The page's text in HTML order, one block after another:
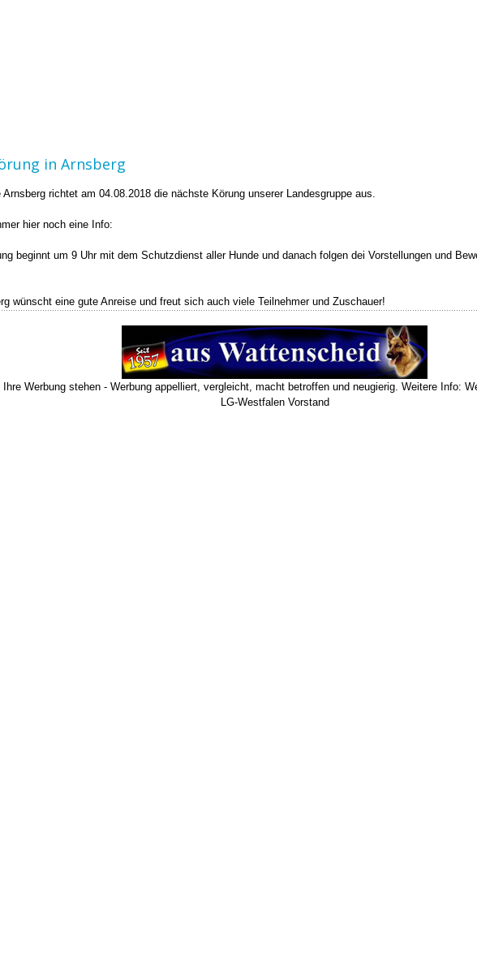
in Arnsberg
Arnsberg richtet am 04.08.2018 die nächste Körung unserer Landesgruppe aus.
hier noch eine Info:
beginnt um 9 Uhr mit dem Schutzdienst aller Hunde und danach folgen dei Vorstellungen und
wünscht eine gute Anreise und freut sich auch viele Teilnehmer und Zuschauer!
Ihre Werbung stehen - Werbung appelliert, vergleicht, macht betroffen und neugierig. Weitere Info:
LG-Westfalen Vorstand